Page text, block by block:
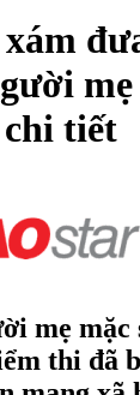
tiết
mẹ mặc
thi đã